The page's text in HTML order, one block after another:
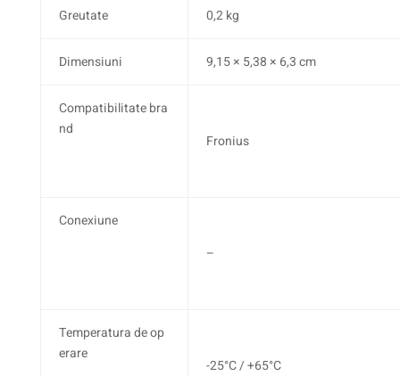
Greutate 0,2 kg
Dimensiuni 9,15 × 5,38 × 6,3 cm
Compatibilitate bra
nd
Fronius
Conexiune
–
Temperatura de op
erare
-25°C / +65°C